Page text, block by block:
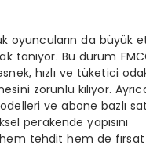
oyuncuların da büyük
tanıyor. Bu durum
hızlı ve tüketici
zorunlu kılıyor.
ve abone bazlı
perakende yapısını
tehdit hem de